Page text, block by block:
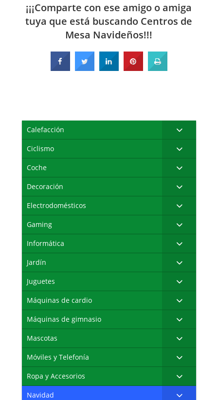
¡¡¡Comparte con ese amigo o amiga
tuya que está buscando Centros de
Mesa Navideños!!!
Calefacción
Ciclismo
Coche
Decoración
Electrodomésticos
Gaming
Informática
Jardín
Juguetes
Máquinas de cardio
Máquinas de gimnasio
Mascotas
Móviles y Telefonía
Ropa y Accesorios
Navidad